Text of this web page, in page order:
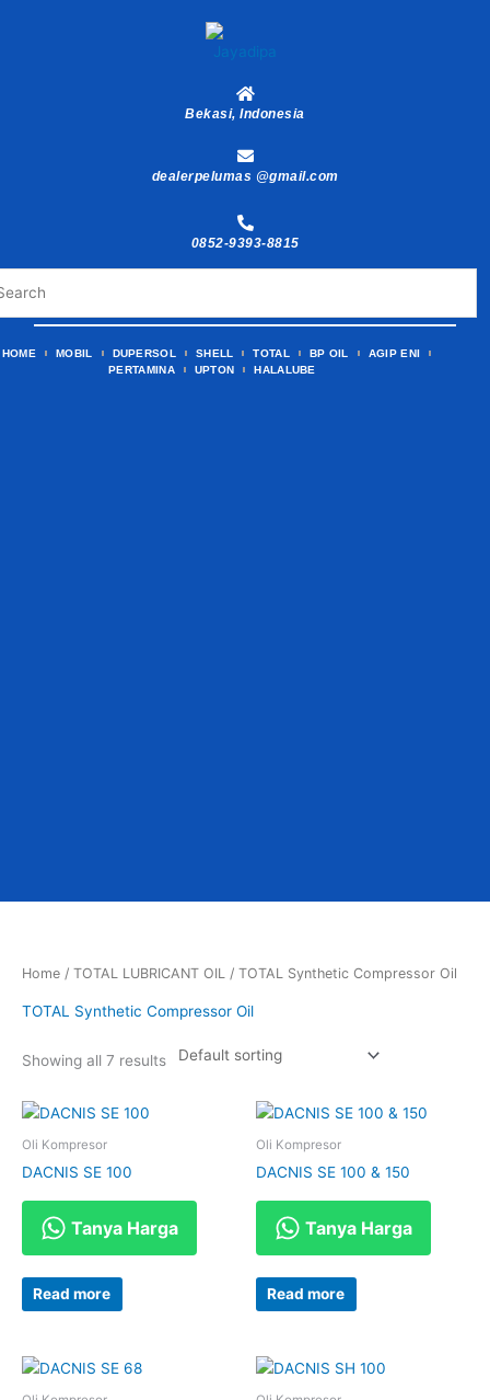
Bekasi, Indonesia
dealerpelumas @gmail.com
0852-9393-8815
HOME MOBIL DUPERSOL SHELL TOTAL BP OIL
AGIP ENI
PERTAMINA
UPTON HALALUBE
Home / TOTAL LUBRICANT OIL / TOTAL Synthetic Compressor Oil
TOTAL Synthetic Compressor Oil
Showing all 7 results
Oli Kompresor
DACNIS SE 100
Tanya Harga
Read more
Oli Kompresor
DACNIS SE 100 & 150
Tanya Harga
Read more